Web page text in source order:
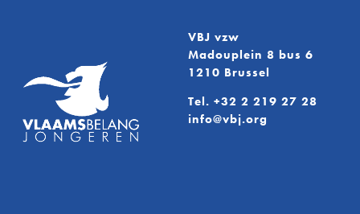
VBJ vzw
Madouplein 8 bus 6
1210 Brussel
Tel. +32 2 219 27 28
info@vbj.org